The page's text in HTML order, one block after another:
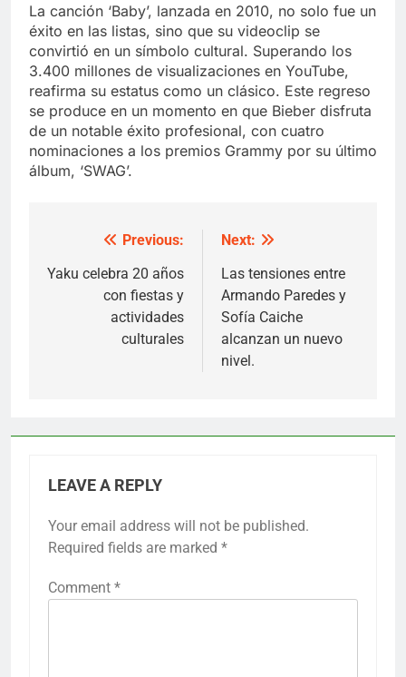
La canción ‘Baby’, lanzada en 2010, no solo fue un
éxito en las listas, sino que su videoclip se
convirtió en un símbolo cultural. Superando los
3.400 millones de visualizaciones en YouTube,
reafirma su estatus como un clásico. Este regreso
se produce en un momento en que Bieber disfruta
de un notable éxito profesional, con cuatro
nominaciones a los premios Grammy por su último
álbum, ‘SWAG’.
navigation
Previous:
Yaku celebra 20 años
con fiestas y
actividades
culturales
Next:
Las tensiones entre
Armando Paredes y
Sofía Caiche
alcanzan un nuevo
nivel.
LEAVE A REPLY
Your email address will not be published.
Required fields are marked *
Comment *